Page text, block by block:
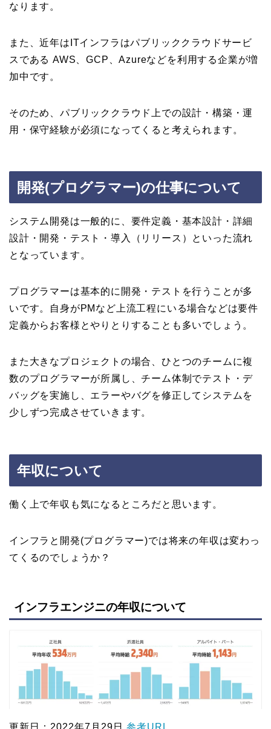
なります。
また、近年はITインフラはパブリッククラウドサービ
スである AWS、GCP、Azureなどを利用する企業が増
加中です。
そのため、パブリッククラウド上での設計・構築・運
用・保守経験が必須になってくると考えられます。
開発(プログラマー)の仕事について
システム開発は一般的に、要件定義・基本設計・詳細
設計・開発・テスト・導入（リリース）といった流れ
となっています。
プログラマーは基本的に開発・テストを行うことが多
いです。自身がPMなど上流工程にいる場合などは要件
定義からお客様とやりとりすることも多いでしょう。
また大きなプロジェクトの場合、ひとつのチームに複
数のプログラマーが所属し、チーム体制でテスト・デ
バッグを実施し、エラーやバグを修正してシステムを
少しずつ完成させていきます。
年収について
働く上で年収も気になるところだと思います。
インフラと開発(プログラマー)では将来の年収は変わっ
てくるのでしょうか？
インフラエンジニの年収について
更新日：2022年7月29日 参考URL